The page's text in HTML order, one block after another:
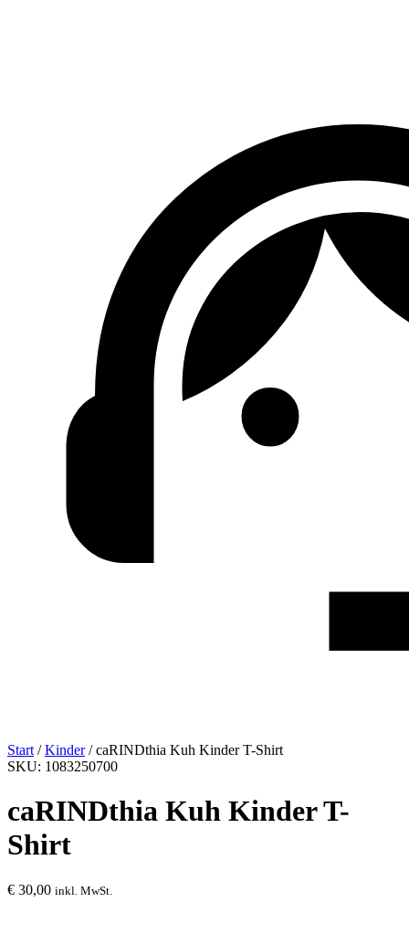
Start /Kinder/ caRINDthia Kuh Kinder T-Shirt
SKU: 1083250700
caRINDthia Kuh Kinder T-
Shirt
€ 30,00 inkl. MwSt.